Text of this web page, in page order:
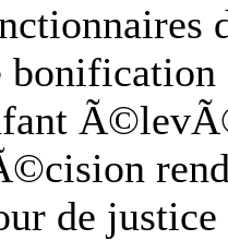
bonification
de